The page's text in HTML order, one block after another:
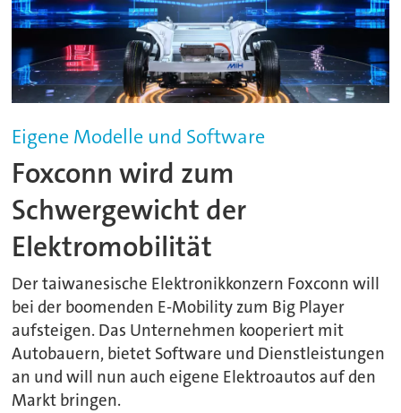
Eigene Modelle und Software
Foxconn wird zum
Schwergewicht der
Elektromobilität
Der taiwanesische Elektronikkonzern Foxconn will
bei der boomenden E-Mobility zum Big Player
aufsteigen. Das Unternehmen kooperiert mit
Autobauern, bietet Software und Dienstleistungen
an und will nun auch eigene Elektroautos auf den
Markt bringen.